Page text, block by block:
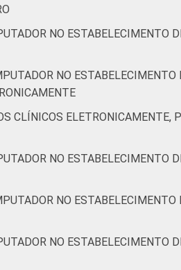
15 20 55
17 12 52
para o Desenvolvimento da
de saúde
NO ESTABELECIMENTO
NO
CLÍNICOS ELETRONICAMENTE,
NO ESTABELECIMENTO
NO
NO ESTABELECIMENTO